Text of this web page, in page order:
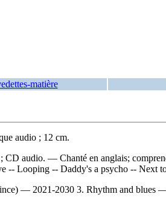
matière
audio ; 12 cm.
audio. — Chanté en anglais;
-- Looping -- Daddy's a psycho --
— 2021-2030 3. Rhythm and blues